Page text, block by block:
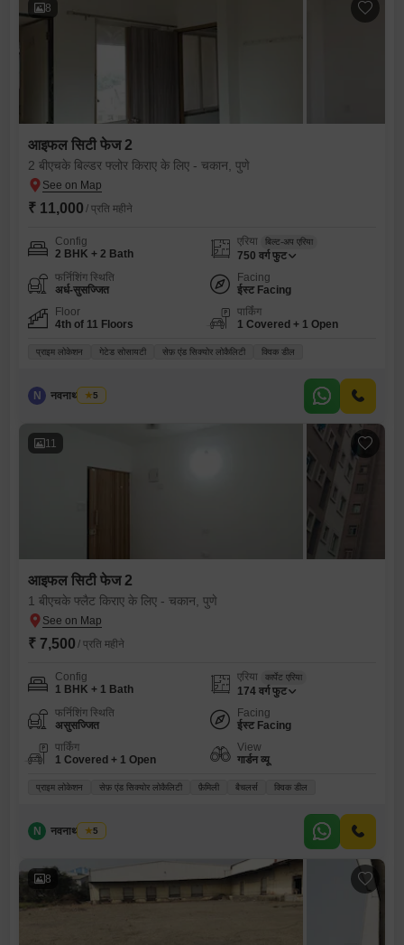
8
आइफल सिटी फेज 2
2 बीएचके बिल्डर फ्लोर किराए के लिए - चकान, पुणे
₹ 11,000 / प्रति महीने
Config
2 BHK + 2 Bath
एरिया बिल्ट-अप एरिया
750 वर्ग फुट
फर्निशिंग स्थिति
अर्ध-सुसज्जित
Facing
ईस्ट Facing
Floor
4th of 11 Floors
पार्किंग
1 Covered + 1 Open
प्राइम लोकेशन गेटेड सोसायटी सेफ़ एंड सिक्योर लोकैलिटी क्विक डील
N नवनाथ साकोरे
5
11
आइफल सिटी फेज 2
1 बीएचके फ्लैट किराए के लिए - चकान, पुणे
₹ 7,500 / प्रति महीने
Config
1 BHK + 1 Bath
एरिया कार्पेट एरिया
174 वर्ग फुट
फर्निशिंग स्थिति
असुसज्जित
Facing
ईस्ट Facing
पार्किंग
1 Covered + 1 Open
View
गार्डन व्यू
प्राइम लोकेशन सेफ़ एंड सिक्योर लोकैलिटी फ़ैमिली बैचलर्स क्विक डील
N नवनाथ साकोरे
5
8